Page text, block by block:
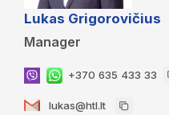
Lukas Grigorovičius
Manager
+370 635 433 33
lukas@htl.lt